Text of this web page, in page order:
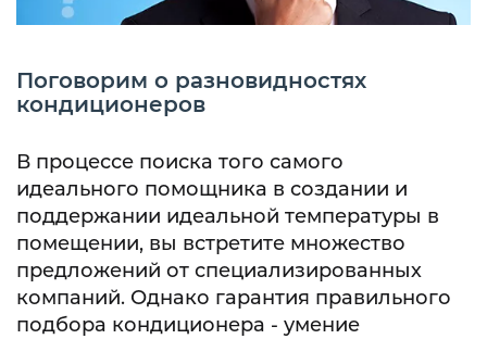
Поговорим о разновидностях
кондиционеров
В процессе поиска того самого
идеального помощника в создании и
поддержании идеальной температуры в
помещении, вы встретите множество
предложений от специализированных
компаний. Однако гарантия правильного
подбора кондиционера - умение